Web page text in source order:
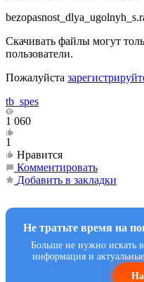
Скачивать файлы могут
пользователи.
Пожалуйста
tb_spes
1 060
1
Нравится
Комментировать
Добавить в закладки
Не тратьте время на
Больше не нужно искать
информация и